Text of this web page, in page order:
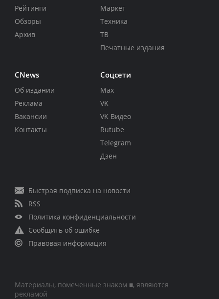
Рейтинги
Обзоры
Архив
Маркет
Техника
ТВ
Печатные издания
CNews
Об издании
Реклама
Вакансии
Контакты
Соцсети
Max
VK
VK Видео
Rutube
Telegram
Дзен
Быстрая подписка на новости
RSS
Политика конфиденциальности
Сообщить об ошибке
Правовая информация
Материалы, помеченные знаком ■, являются
рекламой